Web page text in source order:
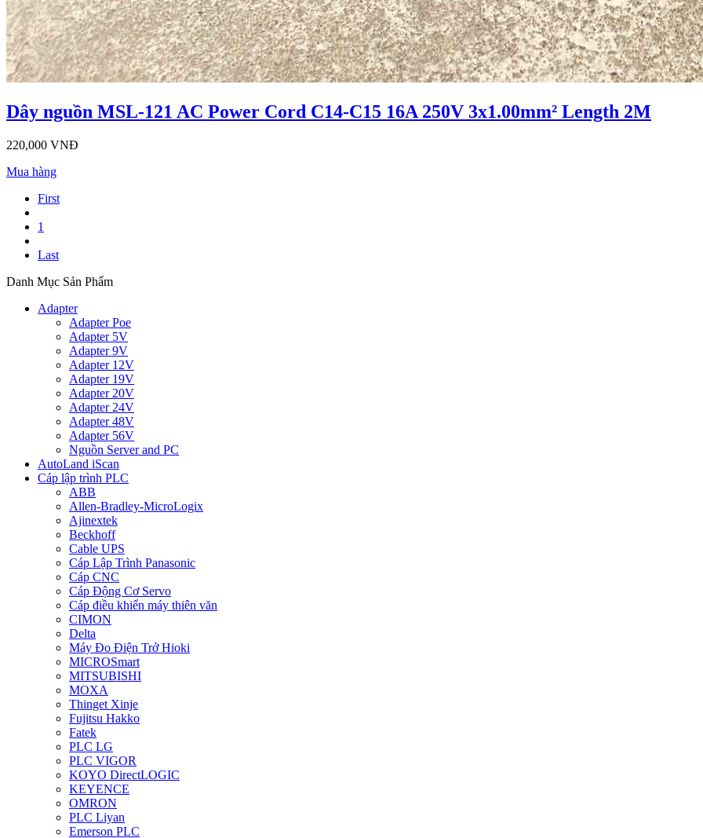
Dây nguồn MSL-121 AC Power Cord C14-C15 16A 250V 3x1.00mm² Length 2M
220,000 VNĐ
Mua hàng
First
1
Last
Danh Mục Sản Phẩm
Adapter
Adapter Poe
Adapter 5V
Adapter 9V
Adapter 12V
Adapter 19V
Adapter 20V
Adapter 24V
Adapter 48V
Adapter 56V
Nguồn Server and PC
AutoLand iScan
Cáp lập trình PLC
ABB
Allen-Bradley-MicroLogix
Ajinextek
Beckhoff
Cable UPS
Cáp Lập Trình Panasonic
Cáp CNC
Cáp Động Cơ Servo
Cáp điều khiển máy thiên văn
CIMON
Delta
Máy Đo Điện Trở Hioki
MICROSmart
MITSUBISHI
MOXA
Thinget Xinje
Fujitsu Hakko
Fatek
PLC LG
PLC VIGOR
KOYO DirectLOGIC
KEYENCE
OMRON
PLC Liyan
Emerson PLC